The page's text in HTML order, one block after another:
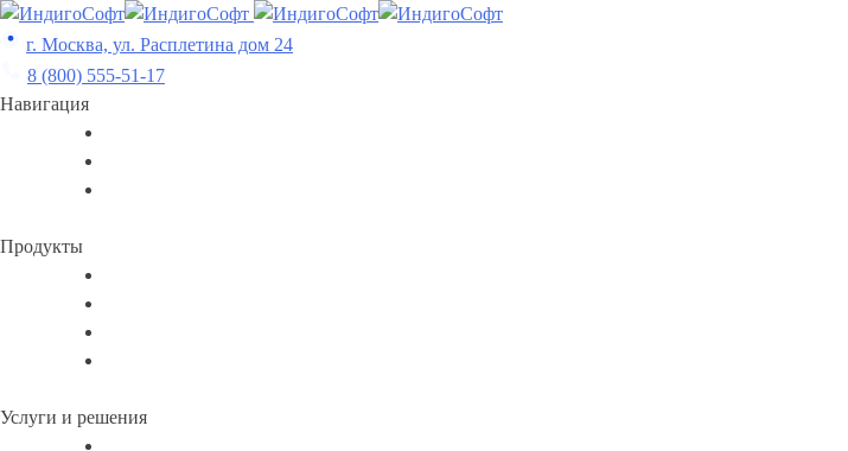
Skip
to
content
г. Москва, ул. Расплетина дом 24
8 (800) 555-51-17
Навигация
Продукты
Услуги и решения